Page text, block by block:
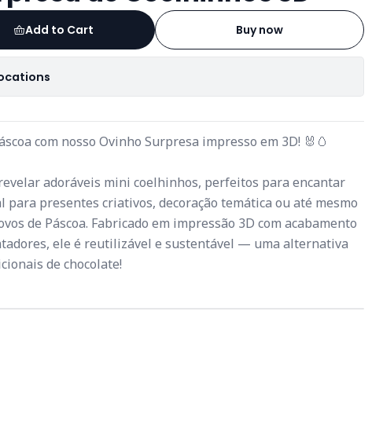
Add to Cart Buy now
com nosso Ovinho Surpresa impresso em 3D! 🐰🥚
adoráveis mini coelhinhos, perfeitos para encantar
para presentes criativos, decoração temática ou até mesmo
de Páscoa. Fabricado em impressão 3D com acabamento
ele é reutilizável e sustentável — uma alternativa
de chocolate!